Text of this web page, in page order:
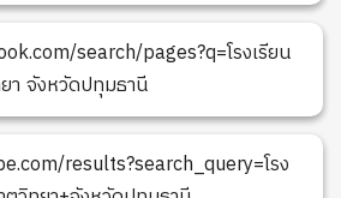
search/pages?q=โรงเรียน
า จังหวัดปทุมธานี
results?search_query=โรง